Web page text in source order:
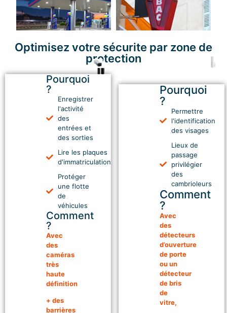
Optimisez votre sécurite par zone de
protection
Pourquoi
?
Enregistrer
l'activité
des
entrées et
des sorties
Lire les plaques
d'immatriculation
Protéger
une flotte
de
véhicules
Comment
?
Avec
des
caméras
très
haute
définition
+ des
barrières
Protéger
commerces
Pourquoi
?
Permettre
l'identification
des visages
Lieux de
passage
privilégier
des
cambrioleurs
Comment
?
Avec
des
détecteurs
d’ouverture
de porte
ou un
détecteur
de bris
de
vitre,